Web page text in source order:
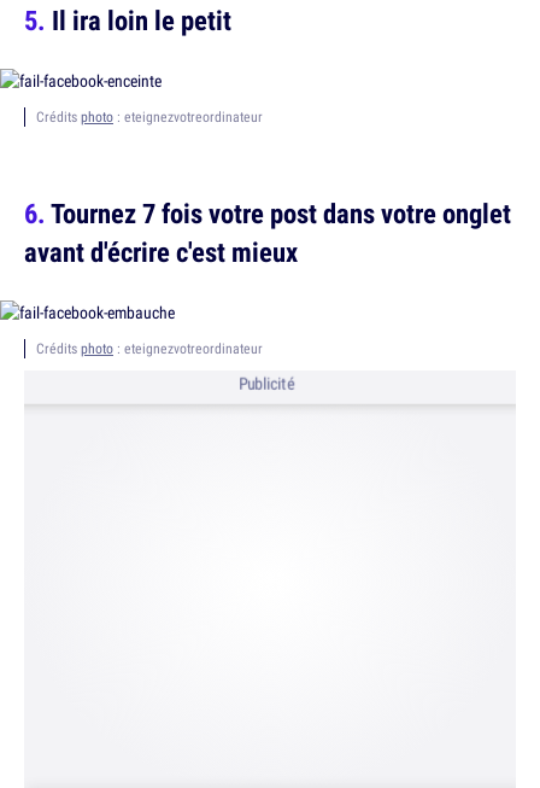
Il ira loin le petit
Crédits photo : eteignezvotreordinateur
Tournez 7 fois votre post dans votre onglet
avant d'écrire c'est mieux
Crédits photo : eteignezvotreordinateur
Publicité